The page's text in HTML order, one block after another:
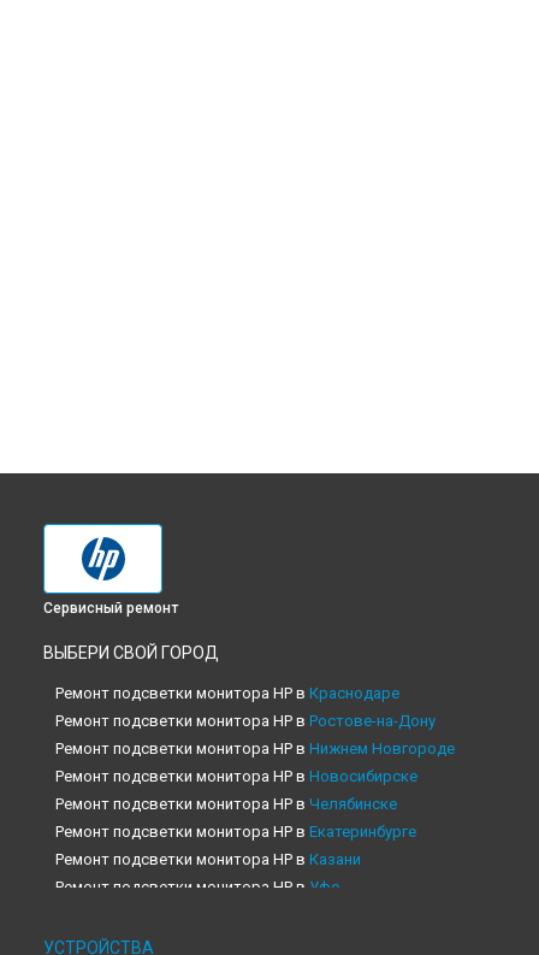
Сервисный ремонт
ВЫБЕРИ СВОЙ ГОРОД
Ремонт подсветки монитора HP в Краснодаре
Ремонт подсветки монитора HP в Ростове-на-Дону
Ремонт подсветки монитора HP в Нижнем Новгороде
Ремонт подсветки монитора HP в Новосибирске
Ремонт подсветки монитора HP в Челябинске
Ремонт подсветки монитора HP в Екатеринбурге
Ремонт подсветки монитора HP в Казани
Ремонт подсветки монитора HP в Уфе
Ремонт подсветки монитора HP в
УСТРОЙСТВА